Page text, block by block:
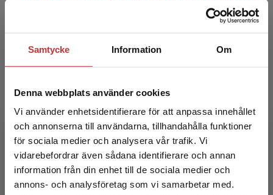
Samtycke Information Om
Denna webbplats använder cookies
Vi använder enhetsidentifierare för att anpassa innehållet
och annonserna till användarna, tillhandahålla funktioner
för sociala medier och analysera vår trafik. Vi
vidarebefordrar även sådana identifierare och annan
information från din enhet till de sociala medier och
annons- och analysföretag som vi samarbetar med.
Begränsad fraktregion
281 kr
inkl. moms
Exkl. moms: 265 kr
Vårdvetenskapliga begrepp i teori och praktik